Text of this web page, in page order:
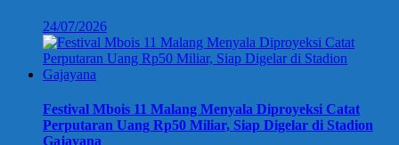
24/07/2026
Festival Mbois 11 Malang Menyala Diproyeksi Catat
Perputaran Uang Rp50 Miliar, Siap Digelar di Stadion
Gajayana